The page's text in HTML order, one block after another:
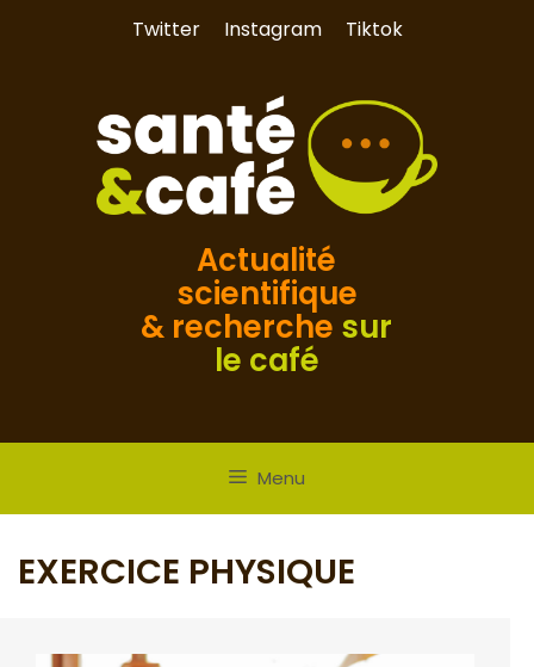
Twitter Instagram Tiktok
Actualité
scientifique
& recherche sur
le café
Menu
EXERCICE PHYSIQUE